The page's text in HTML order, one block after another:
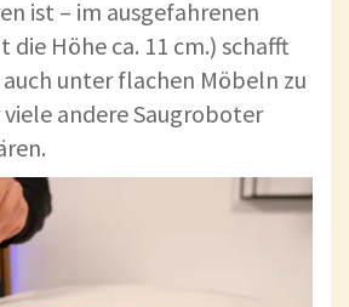
ist – im ausgefahrenen
Höhe ca. 11 cm.) schafft
unter flachen Möbeln zu
andere Saugroboter